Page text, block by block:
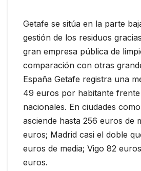
Getafe se sitúa en la parte
gestión de los residuos
gran empresa pública de
comparación con otras
España Getafe registra una
49 euros por habitante
nacionales. En ciudades
asciende hasta 256 euros de
euros; Madrid casi el doble
euros de media; Vigo 82
euros.